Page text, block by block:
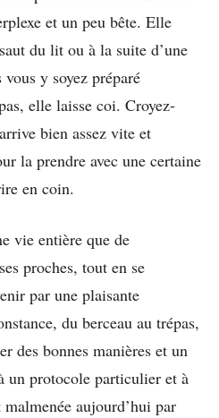
et un peu bête. Elle
du lit ou à la suite d’une
y soyez préparé
elle laisse coi. Croyez-
bien assez vite et
la prendre avec une certaine
en coin.
vie entière que de
proches, tout en se
par une plaisante
du berceau au trépas,
des bonnes manières et un
un protocole particulier et à
aujourd’hui par